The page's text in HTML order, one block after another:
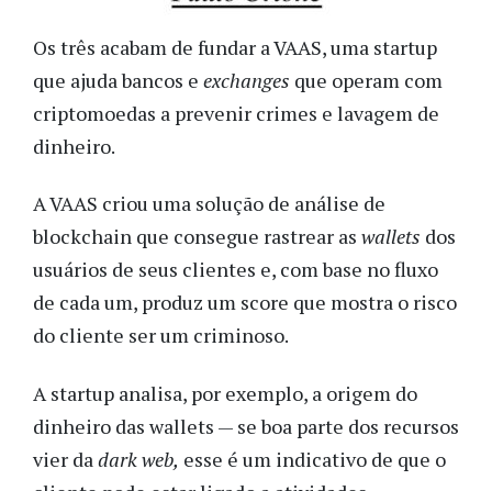
Os três acabam de fundar a VAAS, uma startup
que ajuda bancos e exchanges que operam com
criptomoedas a prevenir crimes e lavagem de
dinheiro.
A VAAS criou uma solução de análise de
blockchain que consegue rastrear as wallets dos
usuários de seus clientes e, com base no fluxo
de cada um, produz um score que mostra o risco
do cliente ser um criminoso.
A startup analisa, por exemplo, a origem do
dinheiro das wallets — se boa parte dos recursos
vier dadark web, esse é um indicativo de que o